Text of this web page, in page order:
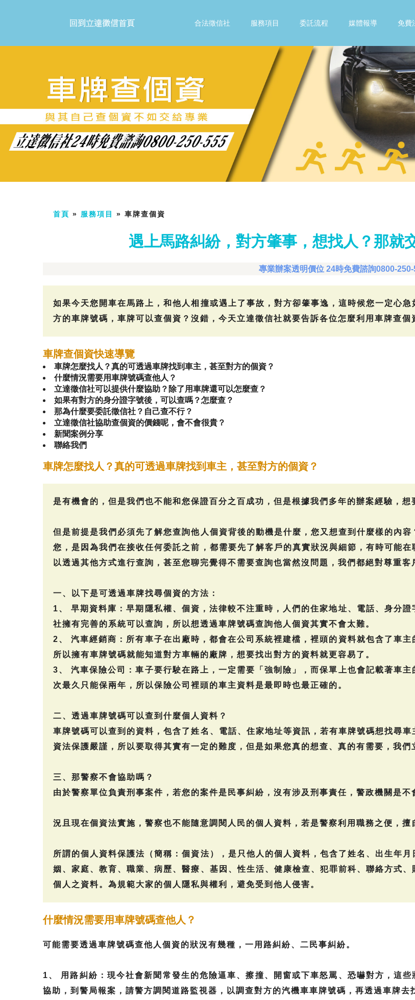
合法徵信社 服務項目 委託流程 媒體報導 免費
首頁 » 服務項目 » 車牌查個資
遇上馬路糾紛，對方肇事，想找人？那就
專業辦案透明價位 24時免費諮詢0800-
如果今天您開車在馬路上，和他人相撞或遇上了事故，對方卻肇事逸，這時候您一定心
方的車牌號碼，車牌可以查個資？沒錯，今天立達徵信社就要告訴各位怎麼利用車牌查個
車牌查個資快速導覽
車牌怎麼找人？真的可透過車牌找到車主，甚至對方的個資？
什麼情況需要用車牌號碼查他人？
立達徵信社可以提供什麼協助？除了用車牌還可以怎麼查？
如果有對方的身分證字號後，可以查嗎？怎麼查？
那為什麼要委託徵信社？自己查不行？
立達徵信社協助查個資的價錢呢，會不會很貴？
新聞案例分享
聯絡我們
車牌怎麼找人？真的可透過車牌找到車主，甚至對方的個資？
是有機會的，但是我們也不能和您保證百分之百成功，但是根據我們多年的辦案經驗，想
但是前提是我們必須先了解您查詢他人個資背後的動機是什麼，您又想查到什麼樣的內
您，是因為我們在接收任何委託之前，都需要先了解客戶的真實狀況與細節，有時可能
以透過其他方式進行查詢，甚至您聊完覺得不需要查詢也當然沒問題，我們都絕對尊重客
一、以下是可透過車牌找尋個資的方法：
1、 早期資料庫：早期隱私權、個資，法律較不注重時，人們的住家地址、電話、身分
社擁有完善的系統可以查詢，所以想透過車牌號碼查詢他人個資其實不會太難。
2、 汽車經銷商：所有車子在出廠時，都會在公司系統裡建檔，裡頭的資料就包含了車
所以擁有車牌號碼就能知道對方車輛的廠牌，想要找出對方的資料就更容易了。
3、 汽車保險公司：車子要行駛在路上，一定需要「強制險」，而保單上也會記載著車
次最久只能保兩年，所以保險公司裡頭的車主資料是最即時也最正確的。
二、透過車牌號碼可以查到什麼個人資料？
車牌號碼可以查到的資料，包含了姓名、電話、住家地址等資訊，若有車牌號碼想找尋
資法保護嚴謹，所以要取得其實有一定的難度，但是如果您真的想查、真的有需要，我們
三、那警察不會協助嗎？
由於警察單位負責刑事案件，若您的案件是民事糾紛，沒有涉及刑事責任，警政機關是不
況且現在個資法實施，警察也不能隨意調閱人民的個人資料，若是警察利用職務之便，擅
所謂的個人資料保護法（簡稱：個資法），是只他人的個人資料，包含了姓名、出生年
姻、家庭、教育、職業、病歷、醫療、基因、性生活、健康檢查、犯罪前科、聯絡方式
個人之資料。為規範大家的個人隱私與權利，避免受到他人侵害。
什麼情況需要用車牌號碼查他人？
可能需要透過車牌號碼查他人個資的狀況有幾種，一用路糾紛、二民事糾紛。
1、 用路糾紛：現今社會新聞常發生的危險逼車、擦撞、開窗或下車怒罵、恐嚇對方，這
協助，到警局報案，請警方調閱道路監視器，以調查對方的汽機車車牌號碼，再透過車牌去